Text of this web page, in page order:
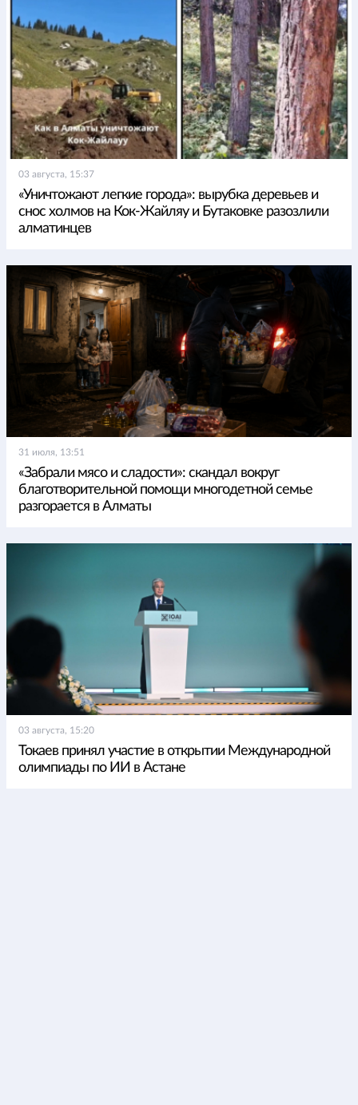
03 августа, 15:37
«Уничтожают легкие города»: вырубка деревьев и
снос холмов на Кок-Жайляу и Бутаковке разозлили
алматинцев
31 июля, 13:51
«Забрали мясо и сладости»: скандал вокруг
благотворительной помощи многодетной семье
разгорается в Алматы
03 августа, 15:20
Токаев принял участие в открытии Международной
олимпиады по ИИ в Астане